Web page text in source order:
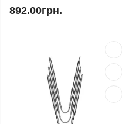
892.00грн.